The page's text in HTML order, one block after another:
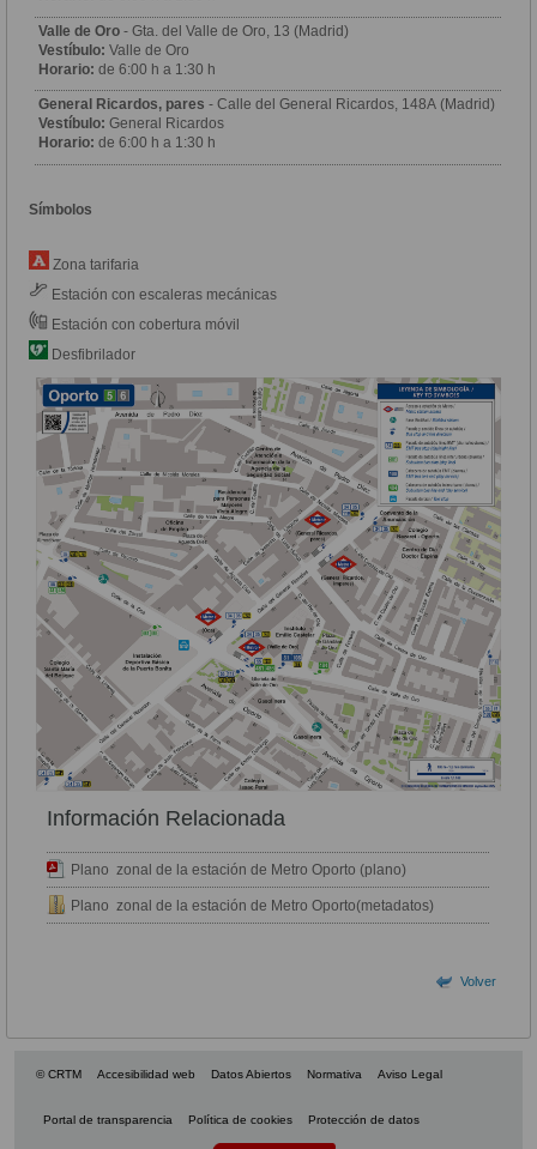
Valle de Oro - Gta. del Valle de Oro, 13 (Madrid)
Vestíbulo: Valle de Oro
Horario: de 6:00 h a 1:30 h
General Ricardos, pares - Calle del General Ricardos, 148A (Madrid)
Vestíbulo: General Ricardos
Horario: de 6:00 h a 1:30 h
Símbolos
Zona tarifaria
Estación con escaleras mecánicas
Estación con cobertura móvil
Desfibrilador
Información Relacionada
Plano zonal de la estación de Metro Oporto (plano)
Plano zonal de la estación de Metro Oporto(metadatos)
Volver
© CRTM Accesibilidad web Datos Abiertos Normativa Aviso Legal
Portal de transparencia Política de cookies Protección de datos